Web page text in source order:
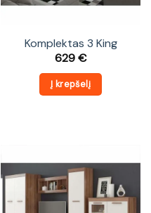
Komplektas 3 King
629€
Į krepšelį